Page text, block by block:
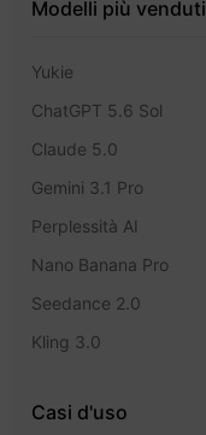
Modelli più venduti
Yukie
ChatGPT 5.6 Sol
Claude 5.0
Gemini 3.1 Pro
Perplessità AI
Nano Banana Pro
Seedance 2.0
Kling 3.0
Casi d'uso